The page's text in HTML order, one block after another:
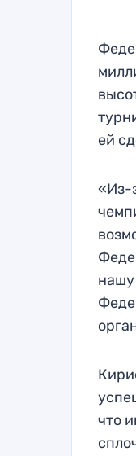
ей
«Из-
нашу
что